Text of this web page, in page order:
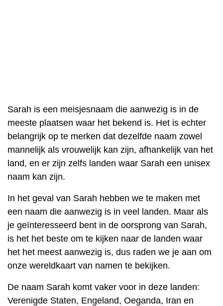
Sarah is een meisjesnaam die aanwezig is in de
meeste plaatsen waar het bekend is. Het is echter
belangrijk op te merken dat dezelfde naam zowel
mannelijk als vrouwelijk kan zijn, afhankelijk van het
land, en er zijn zelfs landen waar Sarah een unisex
naam kan zijn.
In het geval van Sarah hebben we te maken met
een naam die aanwezig is in veel landen. Maar als
je geïnteresseerd bent in de oorsprong van Sarah,
is het het beste om te kijken naar de landen waar
het het meest aanwezig is, dus raden we je aan om
onze wereldkaart van namen te bekijken.
De naam Sarah komt vaker voor in deze landen:
Verenigde Staten, Engeland, Oeganda, Iran en